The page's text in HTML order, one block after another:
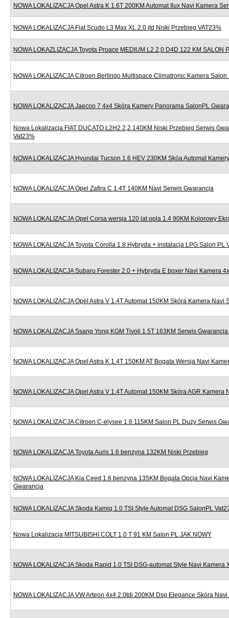
NOWA LOKALIZACJA Opel Astra K 1.6T 200KM Automat Ilux Navi Kamera
NOWA LOKALIZACJA Fiat Scudo L3 Max XL 2.0 jtd Niski Przebieg VAT23%
NOWA LOKAZLIZACJA Toyota Proace MEDIUM L2 2,0 D4D 122 KM SALON
NOWA LOKALIZACJA Citroen Berlingo Multispace Climatronic Kamera Salon
NOWA LOKALIZACJA Jaecoo 7 4x4 Skóra Kamery Panorama SalonPL
Nowa Lokalizacja FIAT DUCATO L2H2 2,2 140KM Niski Przebieg Serwis
Vat23%
NOWA LOKALIZACJA Hyundai Tucson 1.6 HEV 230KM Skóa Automat
NOWA LOKALIZACJA Opel Zafira C 1.4T 140KM Navi Serwis Gwarancja
NOWA LOKALIZACJA Opel Corsa wersja 120 lat opla 1.4 90KM Kolorowy
NOWA LOKALIZACJA Toyota Corolla 1.8 Hybryda + instalacja LPG Salon PL
NOWA LOKALIZACJA Subaru Forester 2.0 + Hybryda E boxer Navi Kamera
NOWA LOKALIZACJA Opel Astra V 1.4T Automat 150KM Skóra Kamera Navi
NOWA LOKALIZACJA Ssang Yong KGM Tivoli 1.5T 163KM Serwis
NOWA LOKALIZACJA Opel Astra K 1.4T 150KM AT Bogata Wersja Navi
NOWA LOKALIZACJA Opel Astra V 1.4T Automat 150KM Skóra AGR Kamera
NOWA LOKALIZACJA Citroen C-elysee 1.6 115KM Salon PL Duży Serwis
NOWA LOKALIZACJA Toyota Auris 1.6 benzyna 132KM Niski Przebieg
NOWA LOKALIZACJA Kia Ceed 1.6 benzyna 135KM Bogata Opcja Navi
Gwarancja
NOWA LOKALIZACJA Skoda Kamiq 1.0 TSI Style Automat DSG SalonPL
Nowa Lokalizacja MITSUBISHI COLT 1,0 T 91 KM Salon PL JAK NOWY
NOWA LOKALIZACJA Skoda Rapid 1.0 TSI DSG-automat Style Navi Kamera
NOWA LOKALIZACJA VW Arteon 4x4 2.0tdi 200KM Dsg Elegance Skóra